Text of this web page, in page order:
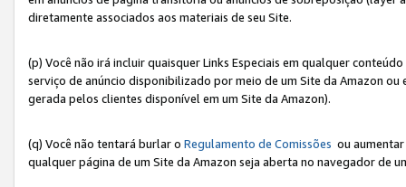
diretamente associados aos materiais de seu Site.
(p) Você não irá incluir quaisquer Links Especiais em qualquer
serviço de anúncio disponibilizado por meio de um Site da Amazon
gerada pelos clientes disponível em um Site da Amazon).
(q) Você não tentará burlar o Regulamento de Comissões ou
qualquer página de um Site da Amazon seja aberta no navegador de